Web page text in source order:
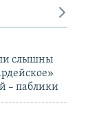
слышны
– паблики